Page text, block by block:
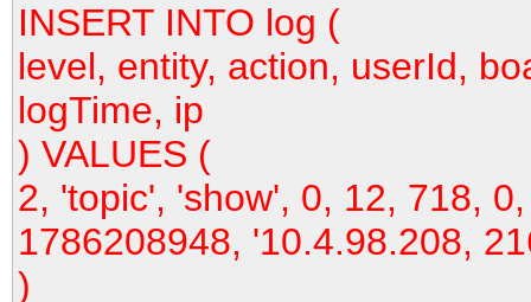
INSERT INTO log (
level, entity, action, userId,
logTime, ip
) VALUES (
2, 'topic', 'show', 0, 12, 718,
1786208948, '10.4.98.208,
)